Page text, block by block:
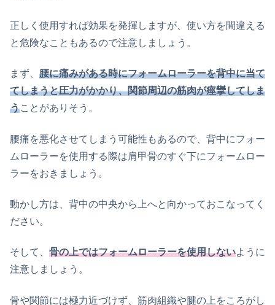
正しく使用すれば効果を発揮しますが、使い方を間違える
と危険なこともあるので注意しましょう。
まず、 腰に痛みがある時にフォームローラーを背中に当て
てしまうと圧力がかかり、関節周辺の筋肉が痙攣してしま
うことがありそう。
腰痛を悪化させてしまう可能性もあるので、背中にフォー
ムローラーを使用する際は肩甲骨のすぐ下にフォームロー
ラーをおきましょう。
動かし方は、背中の中央から上へと向かっておこなってく
ださい。
そして、 骨の上ではフォームローラーを使用しないように
注意しましょう。
骨や関節には極力近づけず、筋肉組織や腱の上をころがし